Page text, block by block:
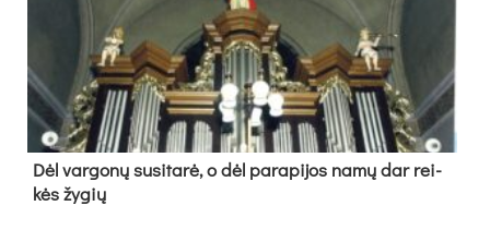
Dėl var­go­nų su­si­ta­rė, o dėl pa­ra­pi­jos na­mų dar rei­
kės žy­gių